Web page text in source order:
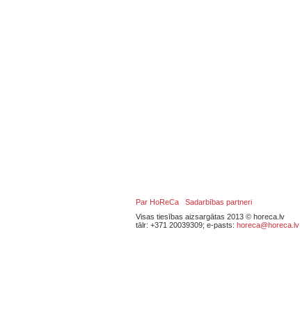
Par HoReCa
Sadarbības partneri
Visas tiesības aizsargātas 2013 © horeca.lv
tālr: +371 20039309; e-pasts: horeca@horeca.lv